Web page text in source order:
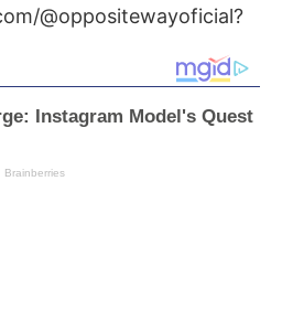
@oppositewayoficial?